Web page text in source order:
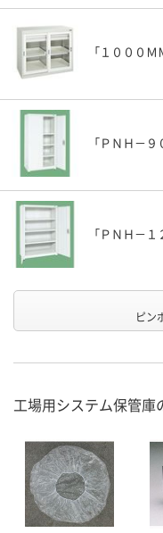
「１０００
「ＰＮＨ－
「ＰＮＨ－
ピン
工場用システム保管庫